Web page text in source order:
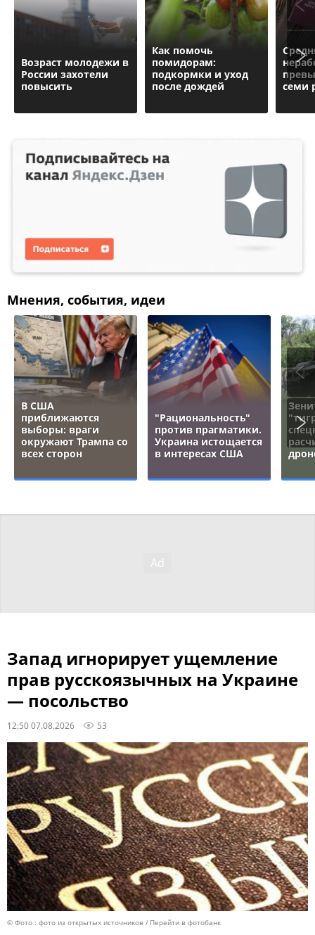
Возраст молодежи в
России захотели
повысить
Как помочь
помидорам:
подкормки и уход
после дождей
семи
Мнения, события, идеи
В США
приближаются
выборы: враги
окружают Трампа со
всех сторон
"Рациональность"
против прагматики.
Украина истощается
в интересах США
Запад игнорирует ущемление
прав русскоязычных на Украине
— посольство
12:50 07.08.2026 53
© Фото : фото из открытых источников Перейти в фотобанк